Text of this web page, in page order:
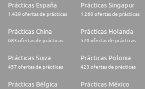
Prácticas España
1.439 ofertas de prácticas
Prácticas Singapur
1.260 ofertas de prácticas
Prácticas China
683 ofertas de prácticas
Prácticas Holanda
570 ofertas de prácticas
Prácticas Suiza
457 ofertas de prácticas
Prácticas Polonia
423 ofertas de prácticas
Prácticas Bélgica Prácticas México